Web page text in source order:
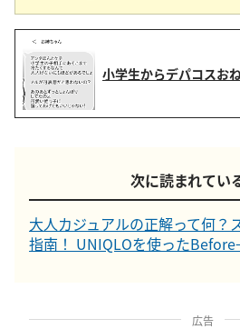
小学生からデパコスお
次に読まれてい
大人カジュアルの正解って何？
指南！ UNIQLOを使った
広告